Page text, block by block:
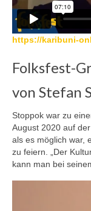
https://karibuni-
Folksfest-
von Stefan
Stoppok war zu
August 2020 auf
als es möglich war,
zu feiern. „Der
kann man bei